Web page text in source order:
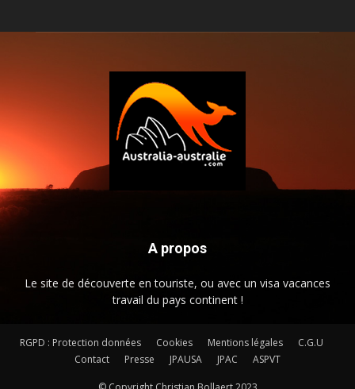
A propos
Le site de découverte en touriste, ou avec un visa vacances
travail du pays continent !
RGPD : Protection données Cookies Mentions légales
C.G.U
Contact
Presse JPAUSA JPAC ASPVT